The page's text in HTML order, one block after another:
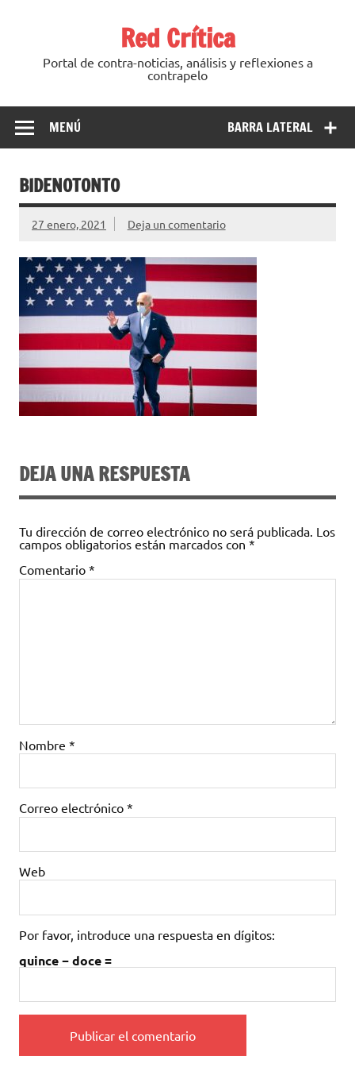
Red Crítica
Portal de contra-noticias, análisis y reflexiones a
contrapelo
BARRA LATERAL
MENÚ
BIDENOTONTO
27 enero, 2021 Deja un comentario
DEJA UNA RESPUESTA
Tu dirección de correo electrónico no será publicada. Los
campos obligatorios están marcados con *
Comentario *
Nombre *
Correo electrónico *
Web
Por favor, introduce una respuesta en dígitos:
quince − doce =